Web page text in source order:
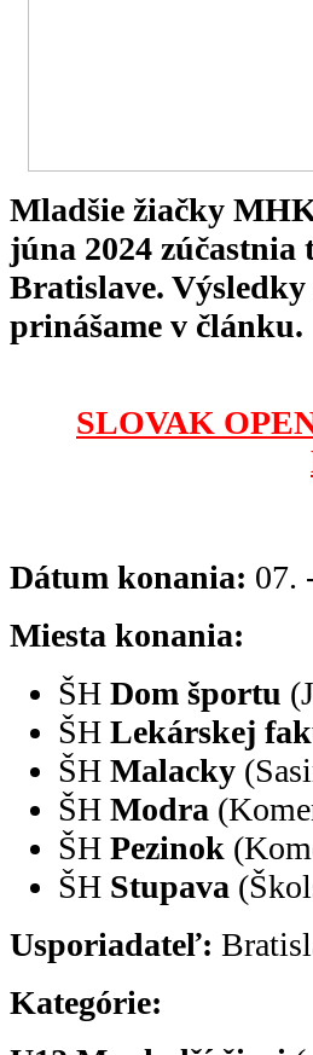
Mladšie žiačky
júna 2024
Bratislave.
prinášame v článku.
SLOVAK
Dátum konania: 07.
Miesta konania:
ŠH Dom športu
ŠH Lekárskej
ŠH Malacky
ŠH Modra
ŠH Pezinok
ŠH Stupava
Usporiadateľ:
Kategórie: